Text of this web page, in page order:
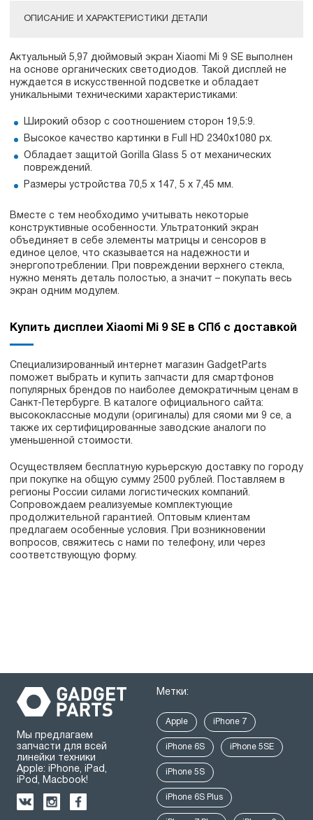
ОПИСАНИЕ И ХАРАКТЕРИСТИКИ ДЕТАЛИ
Актуальный 5,97 дюймовый экран Xiaomi Mi 9 SE выполнен
на основе органических светодиодов. Такой дисплей не
нуждается в искусственной подсветке и обладает
уникальными техническими характеристиками:
Широкий обзор с соотношением сторон 19,5:9.
Высокое качество картинки в Full HD 2340х1080 px.
Обладает защитой Gorilla Glass 5 от механических
повреждений.
Размеры устройства 70,5 х 147, 5 х 7,45 мм.
Вместе с тем необходимо учитывать некоторые
конструктивные особенности. Ультратонкий экран
объединяет в себе элементы матрицы и сенсоров в
единое целое, что сказывается на надежности и
энергопотреблении. При повреждении верхнего стекла,
нужно менять деталь полостью, а значит – покупать весь
экран одним модулем.
Купить дисплеи Xiaomi Mi 9 SE в СПб с доставкой
Специализированный интернет магазин GadgetParts
поможет выбрать и купить запчасти для смартфонов
популярных брендов по наиболее демократичным ценам в
Санкт-Петербурге. В каталоге официального сайта:
высококлассные модули (оригиналы) для сяоми ми 9 се, а
также их сертифицированные заводские аналоги по
уменьшенной стоимости.
Осуществляем бесплатную курьерскую доставку по городу
при покупке на общую сумму 2500 рублей. Поставляем в
регионы России силами логистических компаний.
Сопровождаем реализуемые комплектующие
продолжительной гарантией. Оптовым клиентам
предлагаем особенные условия. При возникновении
вопросов, свяжитесь с нами по телефону, или через
соответствующую форму.
Мы предлагаем
запчасти для всей
линейки техники
Apple: iPhone, iPad,
iPod, Macbook!
Метки:
Apple iPhone 7
iPhone 6S iPhone 5SE
iPhone 5S
iPhone 6S Plus